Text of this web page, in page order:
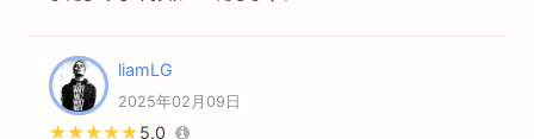
liamLG
2025年02月09日
★★★★★
★★★★★ 5.0